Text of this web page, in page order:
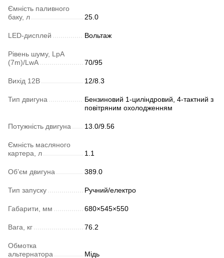
Ємність паливного
баку, л
25.0
LED-дисплей Вольтаж
Рівень шуму, LpA
(7m)/LwA
70/95
Вихід 12В 12/8.3
Тип двигуна
Бензиновий 1-циліндровий, 4-тактний з
повітряним охолодженням
Потужність двигуна 13.0/9.56
Ємність масляного
картера, л
1.1
Об’єм двигуна 389.0
Тип запуску Ручний/електро
Габарити, мм 680×545×550
Вага, кг 76.2
Обмотка
альтернатора
Мідь